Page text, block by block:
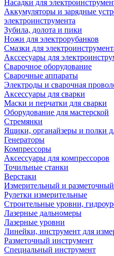
Насадки для
Аккумуляторы и зарядные
электроинструмента
Зубила, долота и пики
Ножи для электрорубанков
Смазки для
Акссесуары для
Сварочное оборудование
Сварочные аппараты
Электроды и сварочная
Аксессуары для сварки
Маски и перчатки для сварки
Оборудование для мастерской
Стремянки
Ящики, органайзеры и полки
Генераторы
Компрессоры
Аксессуары для компрессоров
Точильные станки
Верстаки
Измерительный и
Рулетки измерительные
Строительные уровни,
Лазерные дальномеры
Лазерные уровни
Линейки, инструмент для
Разметочный инструмент
Специальный инструмент